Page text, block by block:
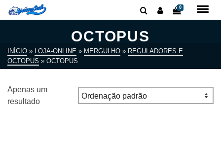
0
OCTOPUS
INÍCIO » LOJA-ONLINE » MERGULHO » REGULADORES E
OCTOPUS » OCTOPUS
Apenas um
resultado